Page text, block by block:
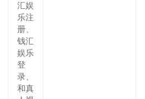
汇娱
乐注
册、
钱汇
娱乐
登
录、
和真